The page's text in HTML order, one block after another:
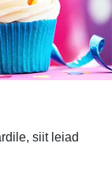
siit leiad